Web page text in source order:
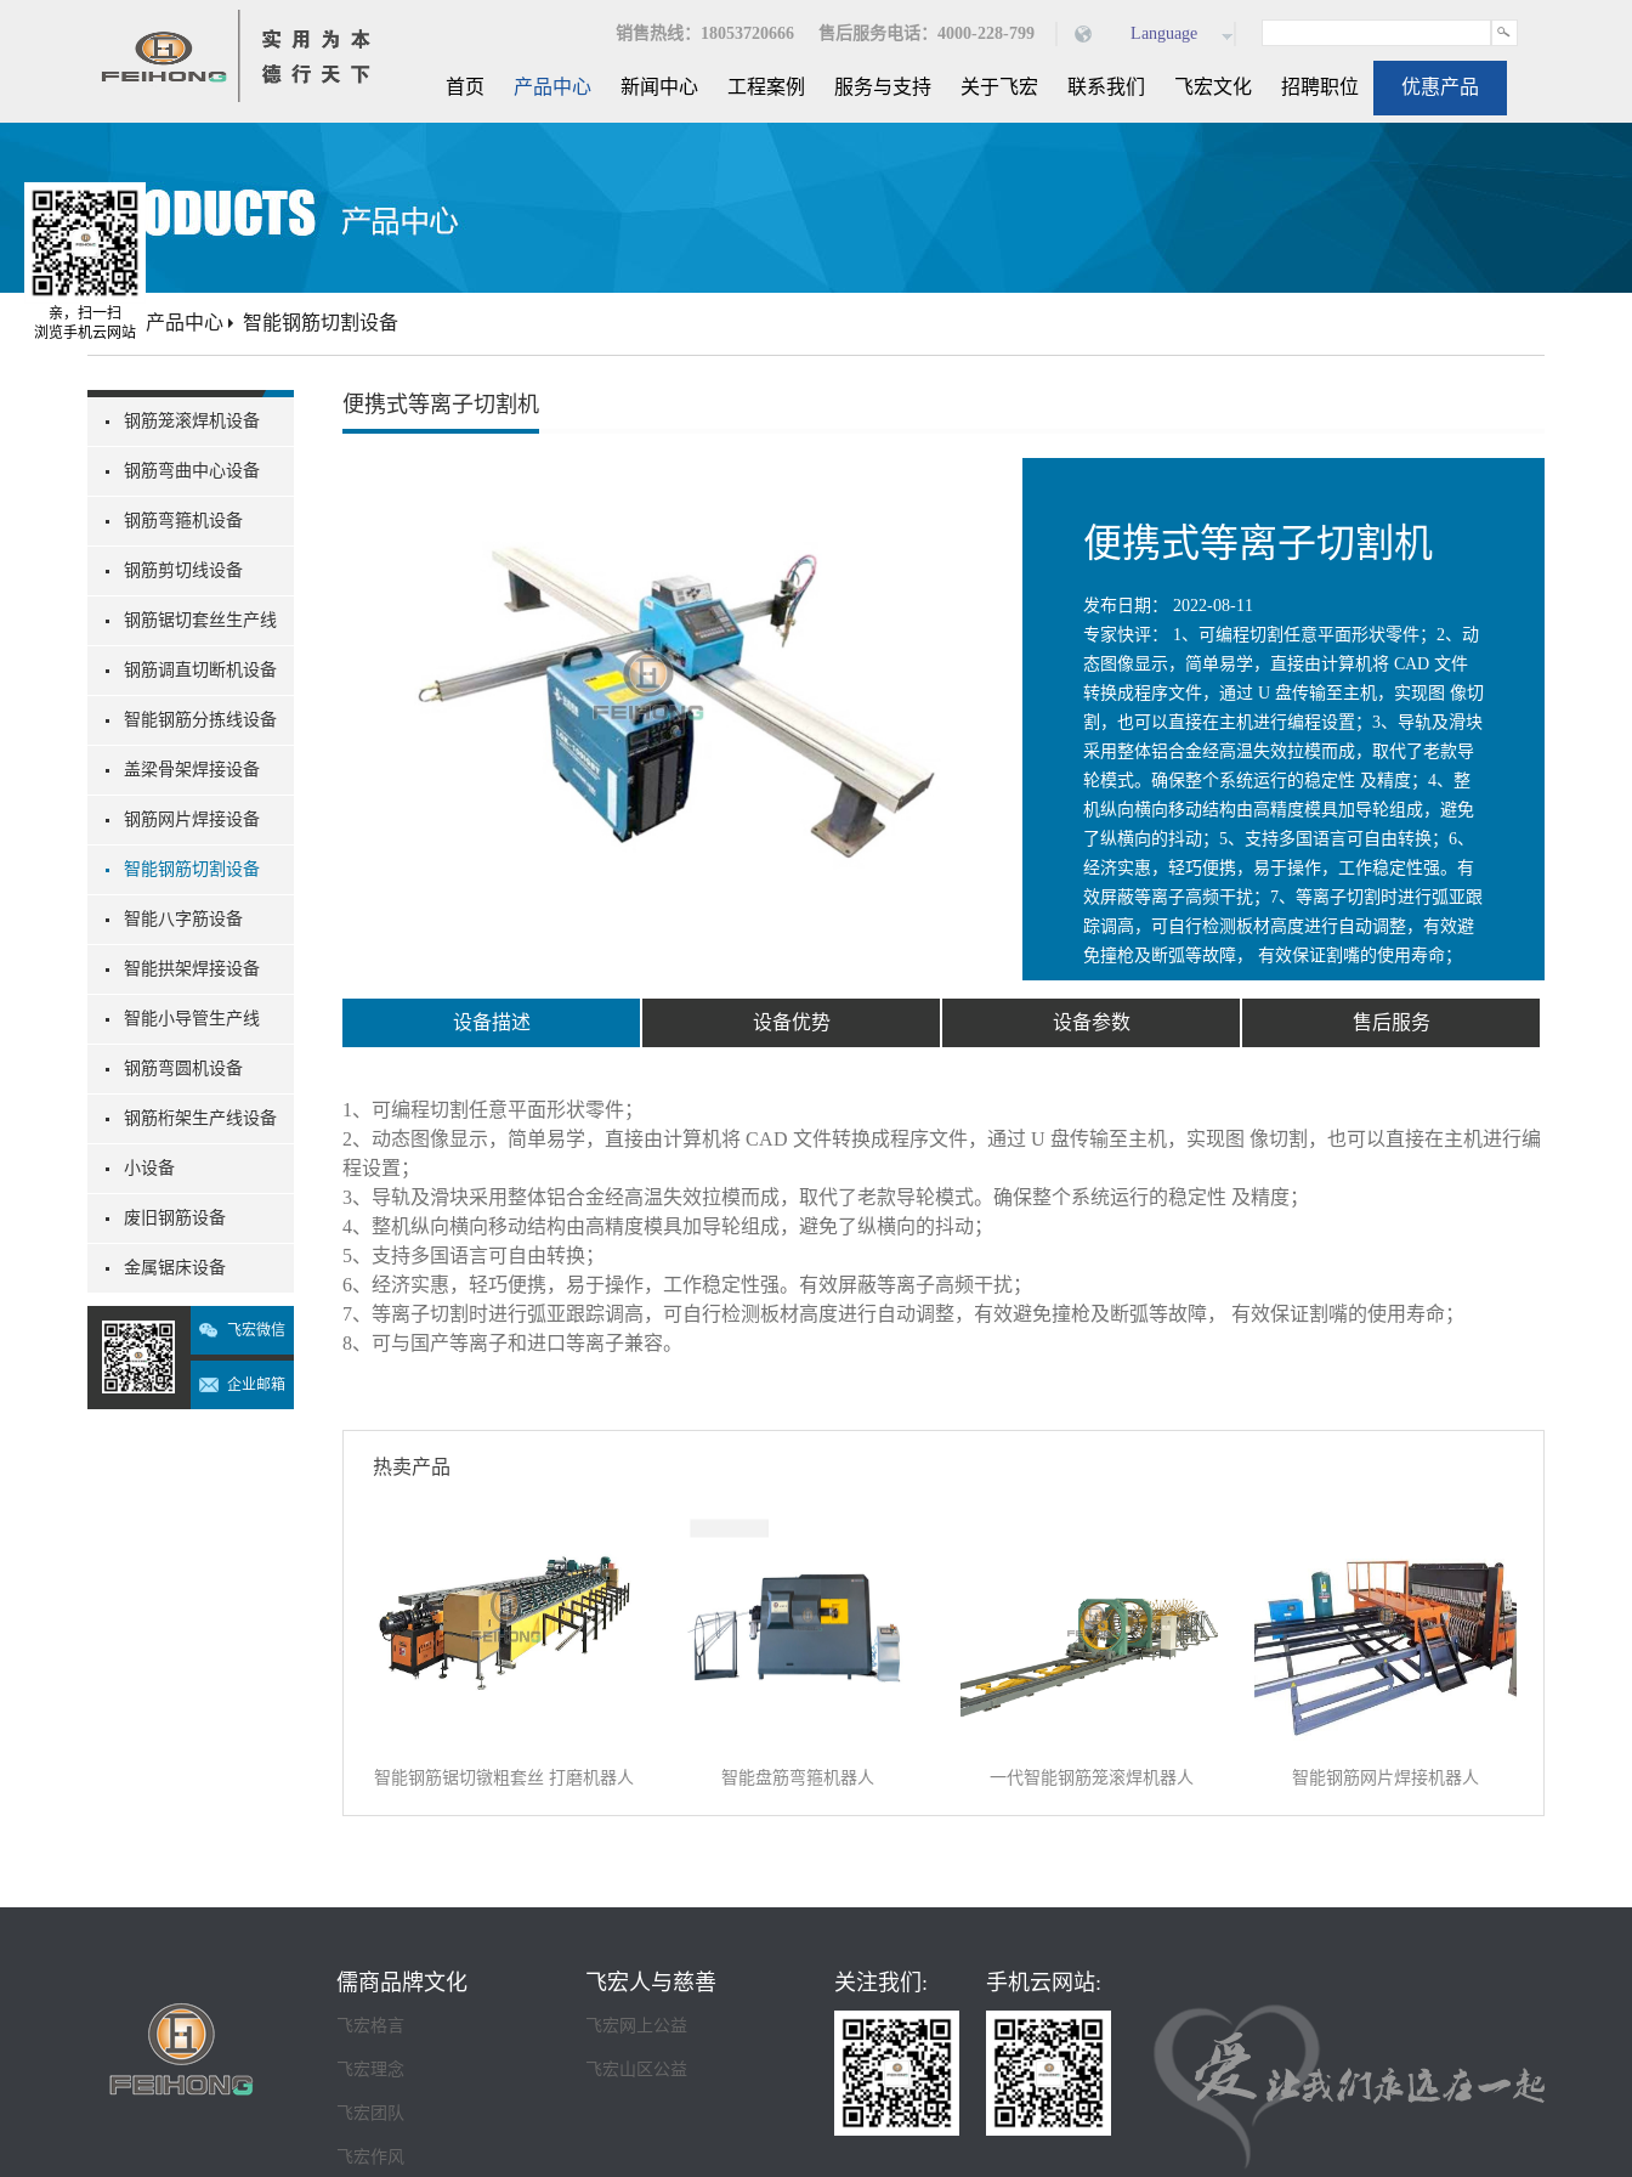
Language
销售热线：18053720666 售后服务电话：4000-228-799
首页 产品中心 新闻中心 工程案例 服务与支持 关于飞宏 联系我们 飞宏文化 招聘职位 优惠产品
钢筋笼滚焊机设备
钢筋弯曲中心设备
钢筋弯箍机设备
钢筋剪切线设备
钢筋锯切套丝生产线
钢筋调直切断机设备
智能钢筋分拣线设备
盖梁骨架焊接设备
钢筋网片焊接设备
智能钢筋切割设备
智能八字筋设备
智能拱架焊接设备
智能小导管生产线
钢筋弯圆机设备
钢筋桁架生产线设备
小设备
废旧钢筋设备
金属锯床设备
飞宏微信
企业邮箱
首页 产品中心 智能钢筋切割设备
便携式等离子切割机
便携式等离子切割机
发布日期：
2022-08-11
专家快评：
1、可编程切割任意平面形状零件；2、动
态图像显示，简单易学，直接由计算机将 CAD 文件
转换成程序文件，通过 U 盘传输至主机，实现图 像切
割，也可以直接在主机进行编程设置；3、导轨及滑块
采用整体铝合金经高温失效拉模而成，取代了老款导
轮模式。确保整个系统运行的稳定性 及精度；4、整
机纵向横向移动结构由高精度模具加导轮组成，避免
了纵横向的抖动；5、支持多国语言可自由转换；6、
经济实惠，轻巧便携，易于操作，工作稳定性强。有
效屏蔽等离子高频干扰；7、等离子切割时进行弧亚跟
踪调高，可自行检测板材高度进行自动调整，有效避
免撞枪及断弧等故障， 有效保证割嘴的使用寿命；
设备描述 设备优势 设备参数 售后服务
1、可编程切割任意平面形状零件；
2、动态图像显示，简单易学，直接由计算机将 CAD 文件转换成程序文件，通过 U 盘传输至主机，实现图 像切割，也可以直接在主机进行编
程设置；
3、导轨及滑块采用整体铝合金经高温失效拉模而成，取代了老款导轮模式。确保整个系统运行的稳定性 及精度；
4、整机纵向横向移动结构由高精度模具加导轮组成，避免了纵横向的抖动；
5、支持多国语言可自由转换；
6、经济实惠，轻巧便携，易于操作，工作稳定性强。有效屏蔽等离子高频干扰；
7、等离子切割时进行弧亚跟踪调高，可自行检测板材高度进行自动调整，有效避免撞枪及断弧等故障， 有效保证割嘴的使用寿命；
8、可与国产等离子和进口等离子兼容。
热卖产品
智能钢筋锯切镦粗套丝 打磨机器人 智能盘筋弯箍机器人 一代智能钢筋笼滚焊机器人 智能钢筋网片焊接机器人
儒商品牌文化
飞宏格言
飞宏理念
飞宏团队
飞宏作风
飞宏人与慈善
飞宏网上公益
飞宏山区公益
关注我们: 手机云网站:
亲，扫一扫
浏览手机云网站